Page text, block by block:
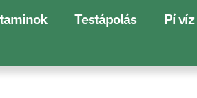
Testápolás Pí víz